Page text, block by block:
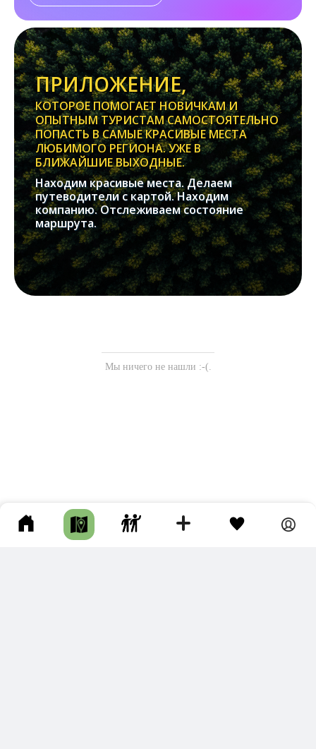
ПРИЛОЖЕНИЕ,
КОТОРОЕ ПОМОГАЕТ НОВИЧКАМ И
ОПЫТНЫМ ТУРИСТАМ САМОСТОЯТЕЛЬНО
ПОПАСТЬ В САМЫЕ КРАСИВЫЕ МЕСТА
ЛЮБИМОГО РЕГИОНА. УЖЕ В
БЛИЖАЙШИЕ ВЫХОДНЫЕ.
Находим красивые места. Делаем
путеводители с картой. Находим
компанию. Отслеживаем состояние
маршрута.
Мы ничего не нашли :-(.